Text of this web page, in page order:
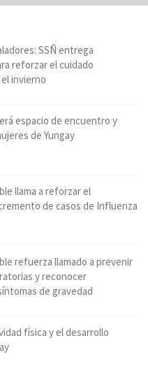
SSÑ entrega
reforzar el cuidado
invierno
espacio de encuentro y
de Yungay
llama a reforzar el
de casos de Influenza
refuerza llamado a prevenir
y reconocer
de gravedad
física y el desarrollo